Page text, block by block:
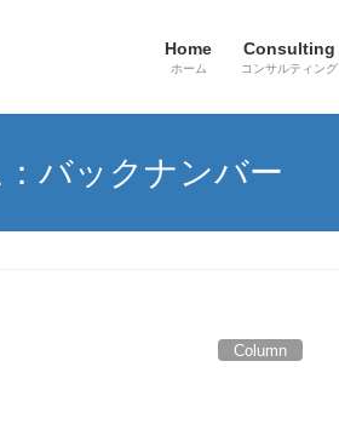
Home
ホーム
Consulting
コンサルティング
バックナンバー
Column